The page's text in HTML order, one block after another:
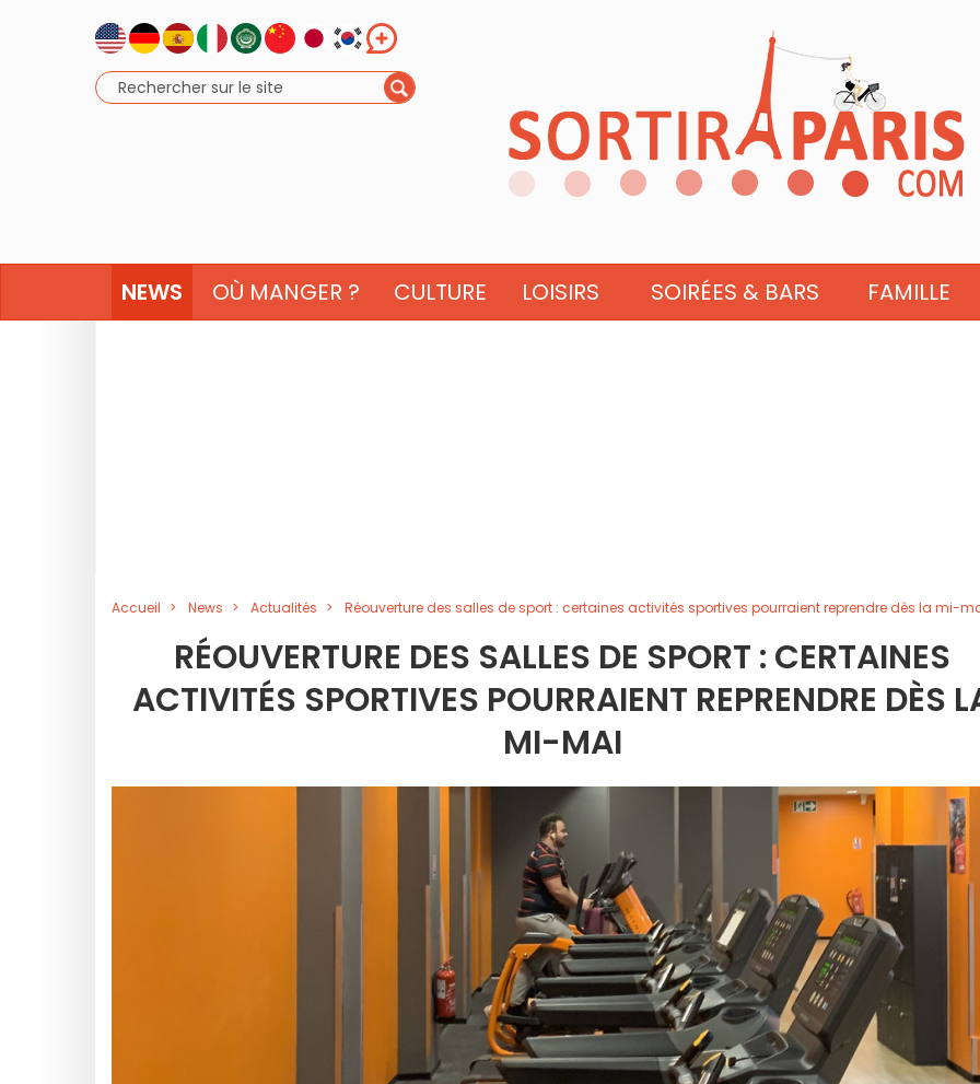
NEWS OÙ MANGER ? CULTURE LOISIRS SOIRÉES & BARS FAMILLE
Accueil News Actualités Réouverture des salles de sport : certaines activités sportives pourraient reprendre dès la mi-
RÉOUVERTURE DES SALLES DE SPORT : CERTAINES
ACTIVITÉS SPORTIVES POURRAIENT REPRENDRE DÈS
MI-MAI